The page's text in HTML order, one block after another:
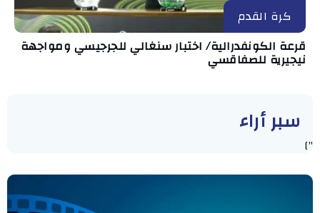
كرة القدم
قرعة الكونفدرالية/ اختبار سنغالي للجرجيسي ومواجهة
نيجيرية للصفاقسي
سبر أراء
"]